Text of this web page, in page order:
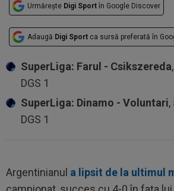
Urmărește Digi Sport în Google Discover
Adaugă Digi Sport ca sursă preferată în
SuperLiga: Farul - Csikszereda
DGS 1
SuperLiga: Dinamo - Voluntari
DGS 1
Argentinianul a lipsit de la ultimul